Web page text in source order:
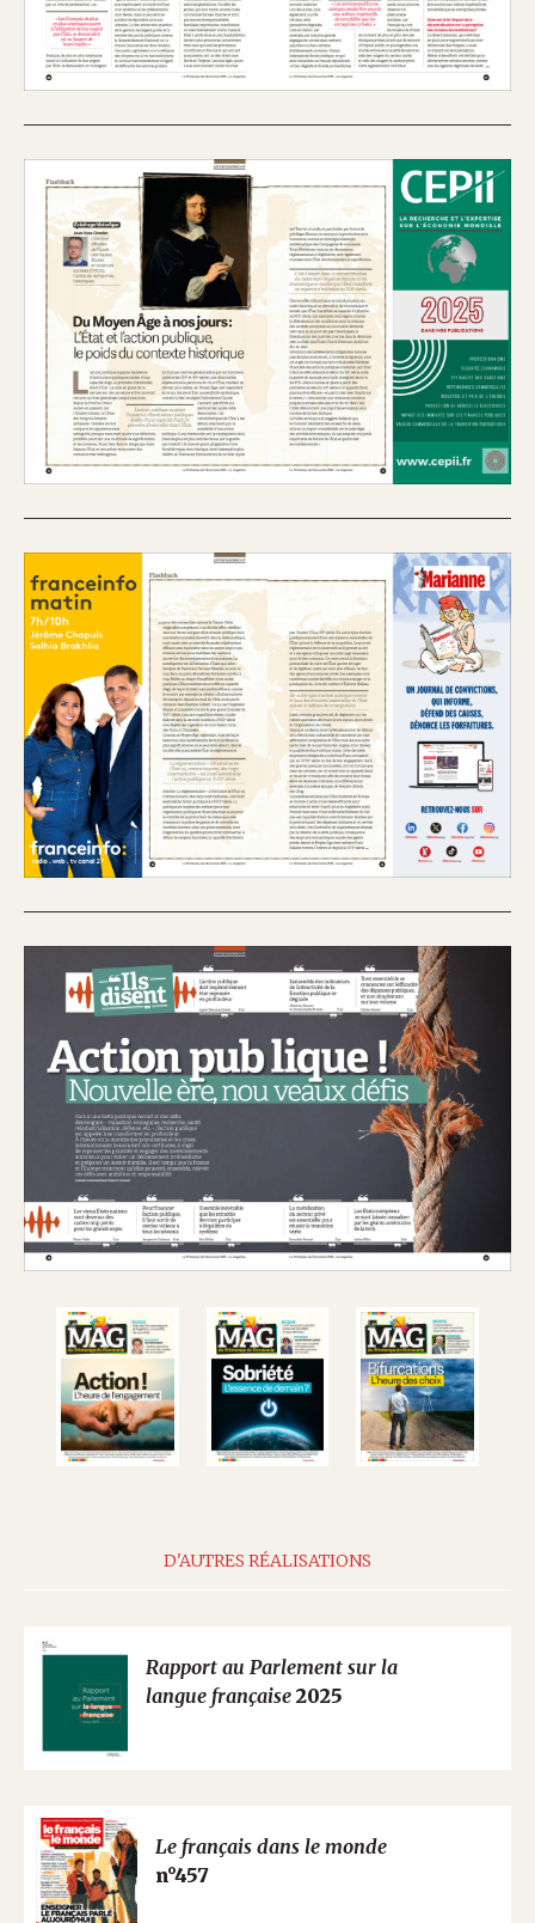
D'AUTRES RÉALISATIONS
Rapport au Parlement sur la
langue française 2025
Le français dans le monde
n°457